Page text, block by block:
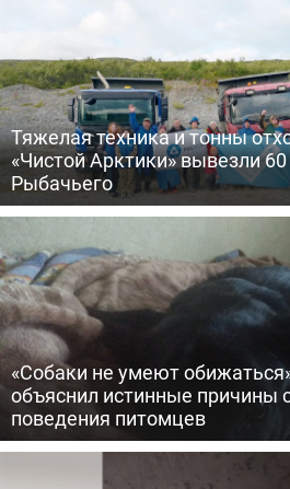
Тяжелая техника и тонны
«Чистой Арктики» вывезли
Рыбачьего
«Собаки не умеют
объяснил истинные причины
поведения питомцев